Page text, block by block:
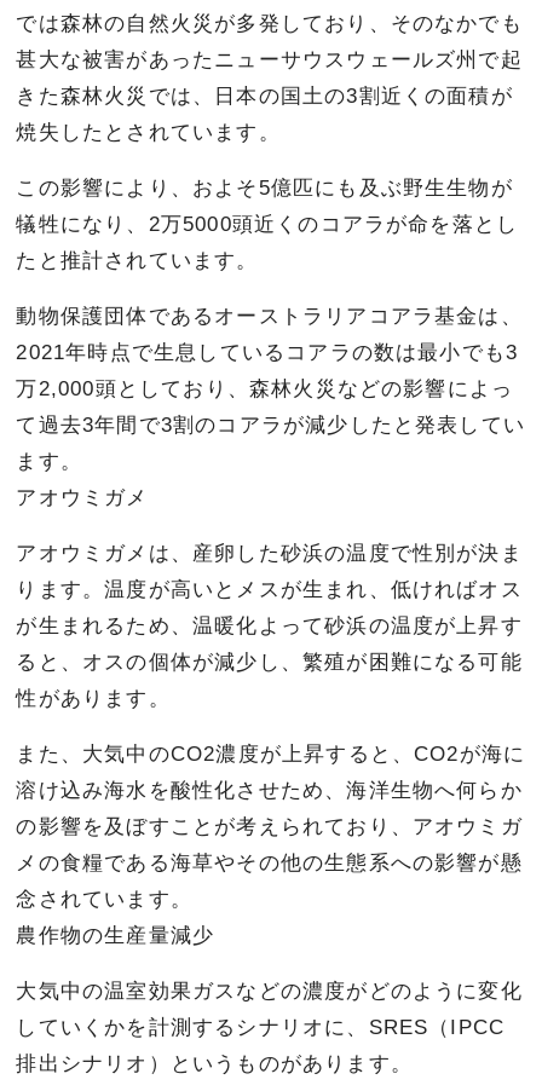
では森林の自然火災が多発しており、そのなかでも
甚大な被害があったニューサウスウェールズ州で起
きた森林火災では、日本の国土の3割近くの面積が
焼失したとされています。
この影響により、およそ5億匹にも及ぶ野生生物が
犠牲になり、2万5000頭近くのコアラが命を落とし
たと推計されています。
動物保護団体であるオーストラリアコアラ基金は、
2021年時点で生息しているコアラの数は最小でも3
万2,000頭としており、森林火災などの影響によっ
て過去3年間で3割のコアラが減少したと発表してい
ます。
アオウミガメ
アオウミガメは、産卵した砂浜の温度で性別が決ま
ります。温度が高いとメスが生まれ、低ければオス
が生まれるため、温暖化よって砂浜の温度が上昇す
ると、オスの個体が減少し、繁殖が困難になる可能
性があります。
また、大気中のCO2濃度が上昇すると、CO2が海に
溶け込み海水を酸性化させため、海洋生物へ何らか
の影響を及ぼすことが考えられており、アオウミガ
メの食糧である海草やその他の生態系への影響が懸
念されています。
農作物の生産量減少
大気中の温室効果ガスなどの濃度がどのように変化
していくかを計測するシナリオに、SRES（IPCC
排出シナリオ）というものがあります。